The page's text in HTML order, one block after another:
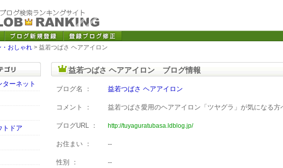
・おしゃれ > 益若つばさ ヘアアイロン
ーネット
トドア
益若つばさ ヘアアイロン ブログ情報
ブログ名 ： 益若つばさ ヘアアイロン
コメント ： 益若つばさ愛用のヘアアイロン「ツヤグラ」が気になる方
ブログURL ： http://tuyaguratubasa.ldblog.jp/
お住まい ： --
性別 ： --